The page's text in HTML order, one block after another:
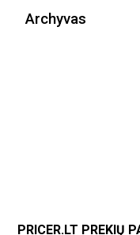
Archyvas
PRICER.LT PREKIŲ